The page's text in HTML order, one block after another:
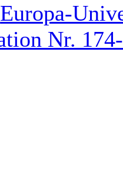
Europa-
Nr.